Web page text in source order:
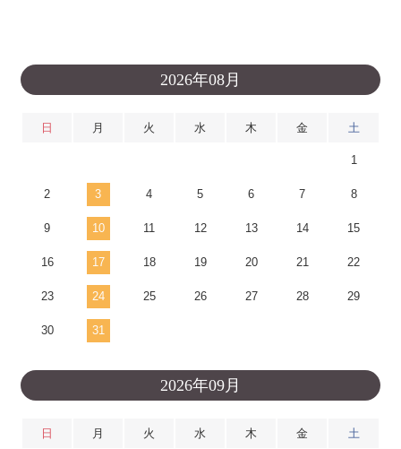
2026年08月
日 月 火 水 木 金 土
1
2 3 4 5 6 7 8
9 10 11 12 13 14 15
16 17 18 19 20 21 22
23 24 25 26 27 28 29
30 31
2026年09月
日 月 火 水 木 金 土